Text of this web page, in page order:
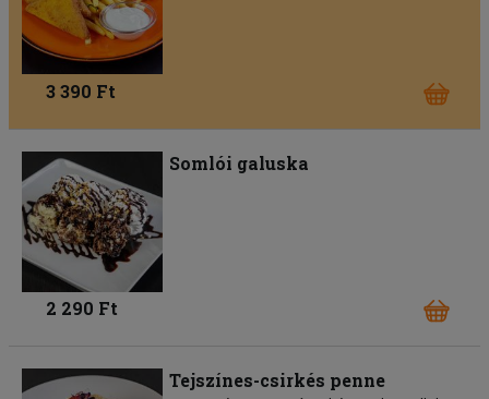
3 390 Ft
Somlói galuska
2 290 Ft
Tejszínes-csirkés penne